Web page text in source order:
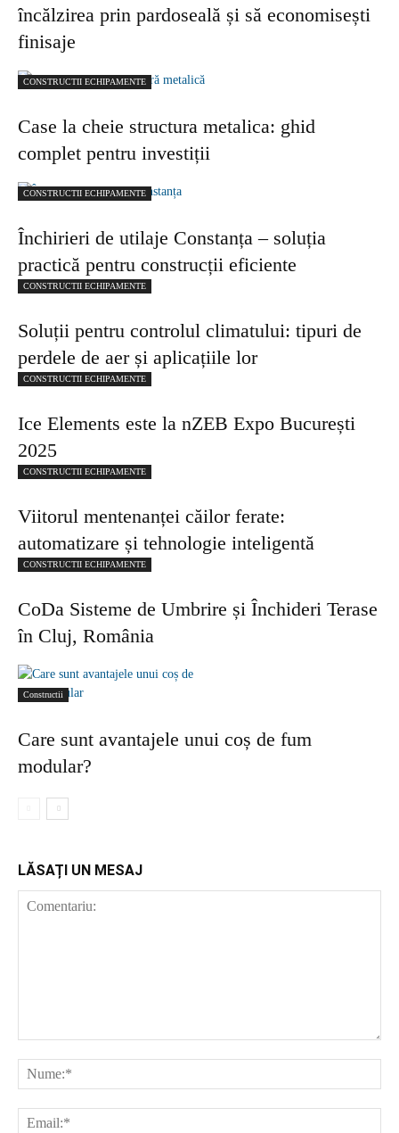
încălzirea prin pardoseală și să economisești
finisaje
CONSTRUCTII ECHIPAMENTE
Case la cheie structura metalica: ghid
complet pentru investiții
CONSTRUCTII ECHIPAMENTE
Închirieri de utilaje Constanța – soluția
practică pentru construcții eficiente
CONSTRUCTII ECHIPAMENTE
Soluții pentru controlul climatului: tipuri de
perdele de aer și aplicațiile lor
CONSTRUCTII ECHIPAMENTE
Ice Elements este la nZEB Expo București
2025
CONSTRUCTII ECHIPAMENTE
Viitorul mentenanței căilor ferate:
automatizare și tehnologie inteligentă
CONSTRUCTII ECHIPAMENTE
CoDa Sisteme de Umbrire și Închideri Terase
în Cluj, România
Constructii
Care sunt avantajele unui coș de fum
modular?
LĂSAȚI UN MESAJ